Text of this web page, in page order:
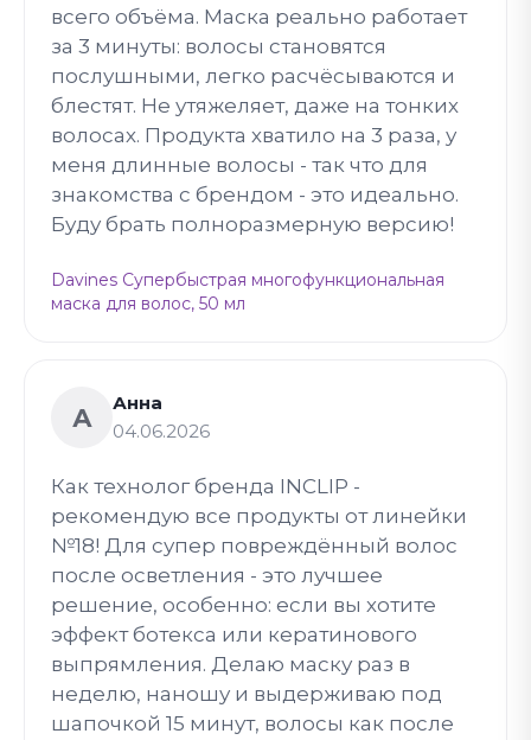
всего объёма. Маска реально работает
за 3 минуты: волосы становятся
послушными, легко расчёсываются и
блестят. Не утяжеляет, даже на тонких
волосах. Продукта хватило на 3 раза, у
меня длинные волосы - так что для
знакомства с брендом - это идеально.
Буду брать полноразмерную версию!
Davines Супербыстрая многофункциональная
маска для волос, 50 мл
А
Анна
04.06.2026
Как технолог бренда INCLIP -
рекомендую все продукты от линейки
№18! Для супер повреждённый волос
после осветления - это лучшее
решение, особенно: если вы хотите
эффект ботекса или кератинового
выпрямления. Делаю маску раз в
неделю, наношу и выдерживаю под
шапочкой 15 минут, волосы как после